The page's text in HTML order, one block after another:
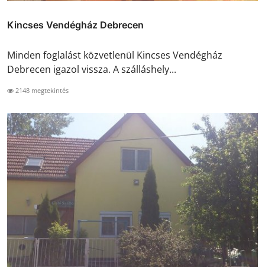
Kincses Vendégház Debrecen
Minden foglalást közvetlenül Kincses Vendégház
Debrecen igazol vissza. A szálláshely...
2148 megtekintés